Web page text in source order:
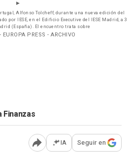
Alfonso Tolcheff, durante una nueva edición del
por IESE, en el Edificio Executive del IESE Madrid, a 3
(España). El encuentro trata sobre
PRESS - ARCHIVO
Finanzas
Abrir opciones para
IA Seguir en